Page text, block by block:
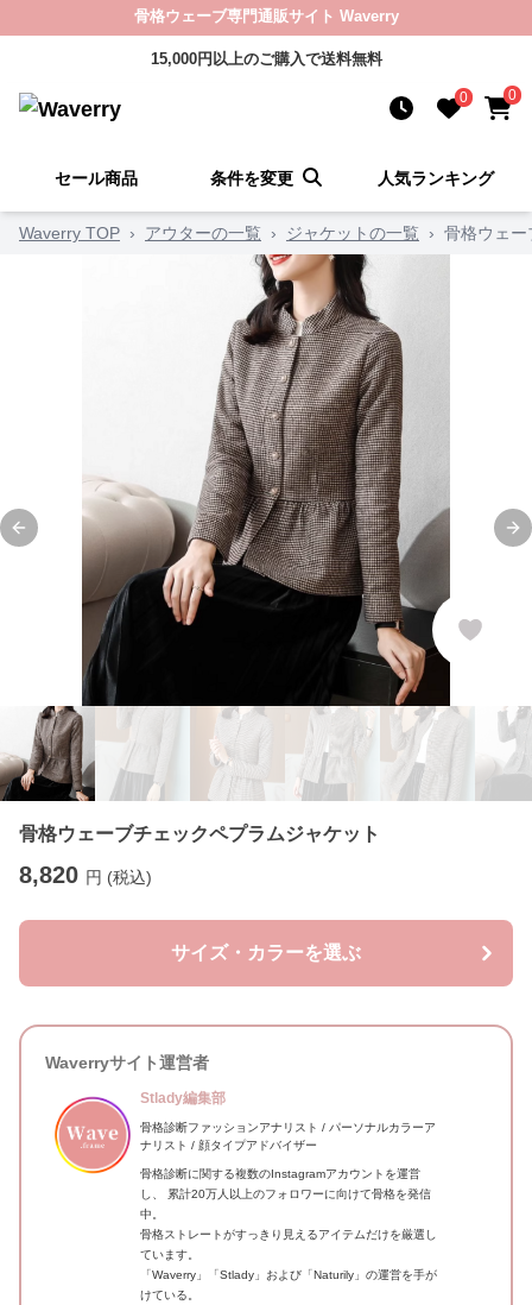
骨格ウェーブ専門通販サイト Waverry
15,000円以上のご購入で送料無料
0 0
セール商品 条件を変更 人気ランキング
Waverry TOP › アウターの一覧 › ジャケットの一覧 › 骨格ウェー
Previous slide
骨格ウェーブチェックペプラムジャケット
8,820 円 (税込)
サイズ・カラーを選ぶ
Waverryサイト運営者
Stlady編集部
骨格診断ファッションアナリスト / パーソナルカラーア
ナリスト / 顔タイプアドバイザー
骨格診断に関する複数のInstagramアカウントを運営
し、 累計20万人以上のフォロワーに向けて骨格を発信
中。
骨格ストレートがすっきり見えるアイテムだけを厳選し
ています。
「Waverry」「Stlady」および「Naturily」の運営を手が
けている。